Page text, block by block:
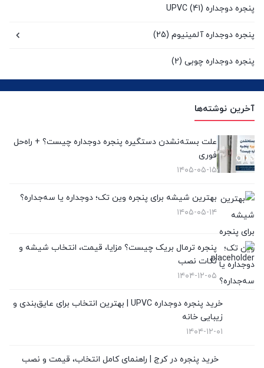
پنجره دوجداره UPVC (41)
پنجره دوجداره آلمینیوم (25)
پنجره دوجداره چوبی (2)
پنجره کشویی آلومینیومی
پنجره لیفت انداسلاید(2)
تعویض پنجره دوجداره
توری پلیسه (10)
توری پنجره
در UPVC(9)
در آلمینیوم(10)
رگلاژ پنجره
شیشه سکوریت (3)
آخرین نوشته‌ها
علت بسته‌نشدن دستگیره پنجره دوجداره چیست؟ + راه‌حل
فوری
۱۴۰۵-۰۵-۱۵
بهترین شیشه برای پنجره وین تک؛ دوجداره یا سه‌جداره؟
۱۴۰۵-۰۵-۱۴
پنجره ترمال بریک چیست؟ مزایا، قیمت، انتخاب شیشه و
نکات نصب
۱۴۰۴-۱۲-۰۵
خرید پنجره دوجداره UPVC | بهترین انتخاب برای عایق‌بندی و
زیبایی خانه
۱۴۰۴-۱۲-۰۱
خرید پنجره در کرج | راهنمای کامل انتخاب، قیمت و نصب